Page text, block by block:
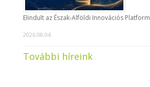
Elindult az Észak-Alföldi Innovációs Platform
2026.08.04.
További híreink